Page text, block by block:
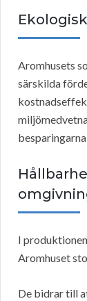
Aromhusets
särskilda
I
Aromhuset
De bidrar till